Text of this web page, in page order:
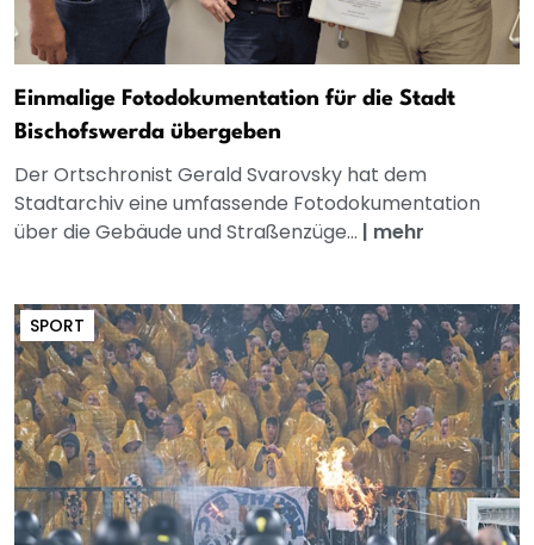
Einmalige Fotodokumentation für die Stadt
Bischofswerda übergeben
Der Ortschronist Gerald Svarovsky hat dem
Stadtarchiv eine umfassende Fotodokumentation
über die Gebäude und Straßenzüge... | mehr
SPORT